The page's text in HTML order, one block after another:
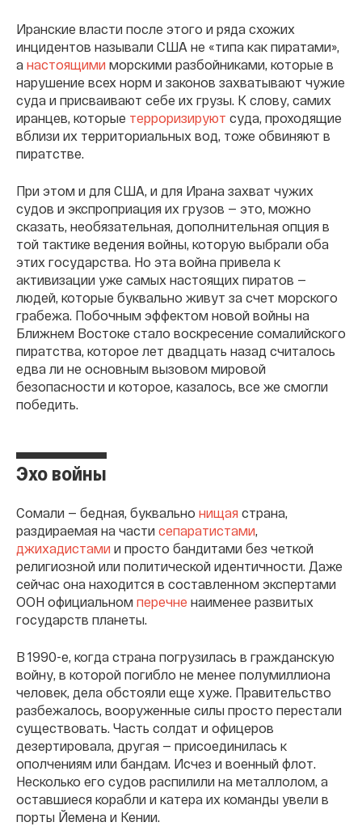
Иранские власти после этого и ряда схожих
инцидентов называли США не «типа как пиратами»,
а настоящими морскими разбойниками, которые в
нарушение всех норм и законов захватывают чужие
суда и присваивают себе их грузы. К слову, самих
иранцев, которые терроризируют суда, проходящие
вблизи их территориальных вод, тоже обвиняют в
пиратстве.
При этом и для США, и для Ирана захват чужих
судов и экспроприация их грузов — это, можно
сказать, необязательная, дополнительная опция в
той тактике ведения войны, которую выбрали оба
этих государства. Но эта война привела к
активизации уже самых настоящих пиратов —
людей, которые буквально живут за счет морского
грабежа. Побочным эффектом новой войны на
Ближнем Востоке стало воскресение сомалийского
пиратства, которое лет двадцать назад считалось
едва ли не основным вызовом мировой
безопасности и которое, казалось, все же смогли
победить.
Эхо войны
Сомали — бедная, буквально нищая страна,
раздираемая на части сепаратистами,
джихадистами и просто бандитами без четкой
религиозной или политической идентичности. Даже
сейчас она находится в составленном экспертами
ООН официальном перечне наименее развитых
государств планеты.
В 1990-е, когда страна погрузилась в гражданскую
войну, в которой погибло не менее полумиллиона
человек, дела обстояли еще хуже. Правительство
разбежалось, вооруженные силы просто перестали
существовать. Часть солдат и офицеров
дезертировала, другая — присоединилась к
ополчениям или бандам. Исчез и военный флот.
Несколько его судов распилили на металлолом, а
оставшиеся корабли и катера их команды увели в
порты Йемена и Кении.